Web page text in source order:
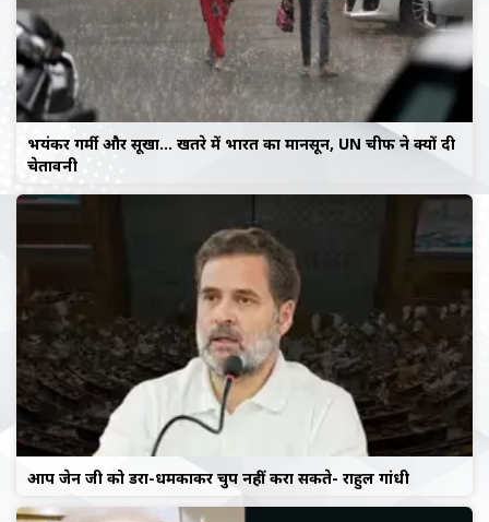
भयंकर गर्मी और सूखा… खतरे में भारत का मानसून, UN चीफ ने क्यों दी
चेतावनी
आप जेन जी को डरा-धमकाकर चुप नहीं करा सकते- राहुल गांधी